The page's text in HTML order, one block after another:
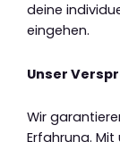
deine
eingehen.
Unser
Wir
Erfahrung.